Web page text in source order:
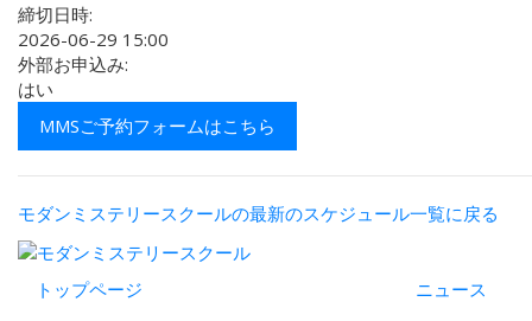
締切日時:
2026-06-29 15:00
外部お申込み:
はい
MMSご予約フォームはこちら
モダンミステリースクールの最新のスケジュール一覧に戻る
トップページ ニュース